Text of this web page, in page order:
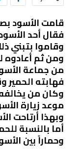
قامت الأسود
فقال أحد
وقاموا بتبني
ومن ثم أعادوه
من جماعة
فهابته الحمير
وكان من
موعد زيارة
وبهذا أرتاحت
أما بالنسبة
وحماراً بين